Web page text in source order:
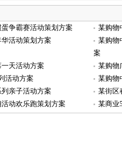
争霸赛活动策划方案
某购物
活动策划方案
某购物
案
天活动方案
某购物
活动方案
某购物
亲子活动方案
某街区
动欢乐跑策划方案
某商业